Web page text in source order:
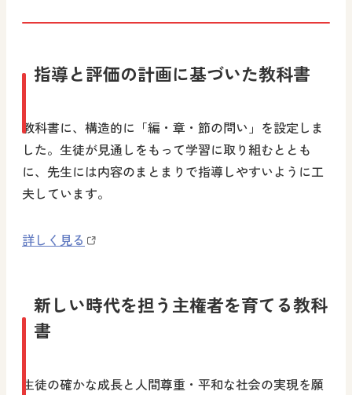
指導と評価の計画に基づいた教科書
教科書に、構造的に「編・章・節の問い」を設定しま
した。生徒が見通しをもって学習に取り組むととも
に、先生には内容のまとまりで指導しやすいように工
夫しています。
詳しく見る
新しい時代を担う主権者を育てる教科
書
生徒の確かな成長と人間尊重・平和な社会の実現を願